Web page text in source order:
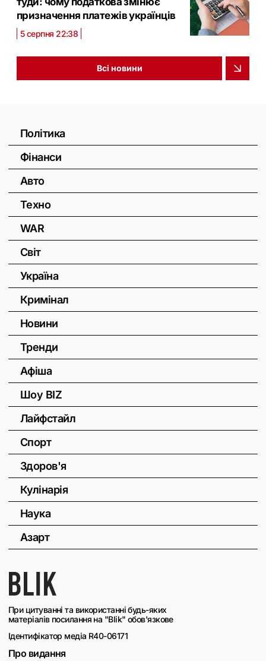
призначення платежів українців
5 серпня 22:38
Всі новини
При цитуванні та використанні будь-яких
матеріалів посилання на "Blik" обов'язкове
Ідентифікатор медіа R40-06171
Про видання
Політика
Фінанси
Авто
Техно
WAR
Світ
Україна
Кримінал
Новини
Тренди
Афіша
Шоу BIZ
Лайфстайл
Спорт
Здоров'я
Кулінарія
Наука
Азарт